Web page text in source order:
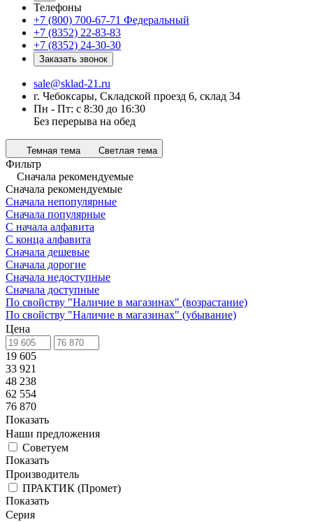
Телефоны
+7 (800) 700-67-71 Федеральный
+7 (8352) 22-83-83
+7 (8352) 24-30-30
Заказать звонок
sale@sklad-21.ru
г. Чебоксары, Складской проезд 6, склад 34
Пн - Пт: с 8:30 до 16:30
Без перерыва на обед
Темная тема Светлая тема
Фильтр
Сначала рекомендуемые
Сначала рекомендуемые
Сначала непопулярные
Сначала популярные
С начала алфавита
С конца алфавита
Сначала дешевые
Сначала дорогие
Сначала недоступные
Сначала доступные
По свойству "Наличие в магазинах" (возрастание)
По свойству "Наличие в магазинах" (убывание)
Цена
19 605
33 921
48 238
62 554
76 870
Показать
Наши предложения
Советуем
Показать
Производитель
ПРАКТИК (Промет)
Показать
Серия